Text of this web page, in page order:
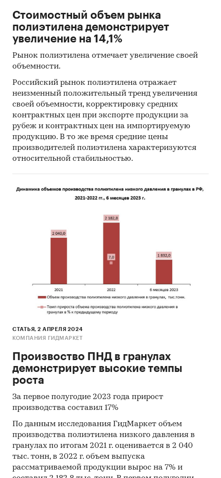
Стоимостный объем рынка
полиэтилена демонстрирует
увеличение на 14,1%
Рынок полиэтилена отмечает увеличение своей
объемности.
Российский рынок полиэтилена отражает
неизменный положительный тренд увеличения
своей объемности, корректировку средних
контрактных цен при экспорте продукции за
рубеж и контрактных цен на импортируемую
продукцию. В то же время средние цены
производителей полиэтилена характеризуются
относительной стабильностью.
СТАТЬЯ, 2 АПРЕЛЯ 2024
КОМПАНИЯ ГИДМАРКЕТ
Произвоство ПНД в гранулах
демонстрирует высокие темпы
роста
За первое полугодие 2023 года прирост
производства составил 17%
По данным исследования ГидМаркет объем
производства полиэтилена низкого давления в
гранулах по итогам 2021 г. оценивается в 2 040
тыс. тонн, в 2022 г. объем выпуска
рассматриваемой продукции вырос на 7% и